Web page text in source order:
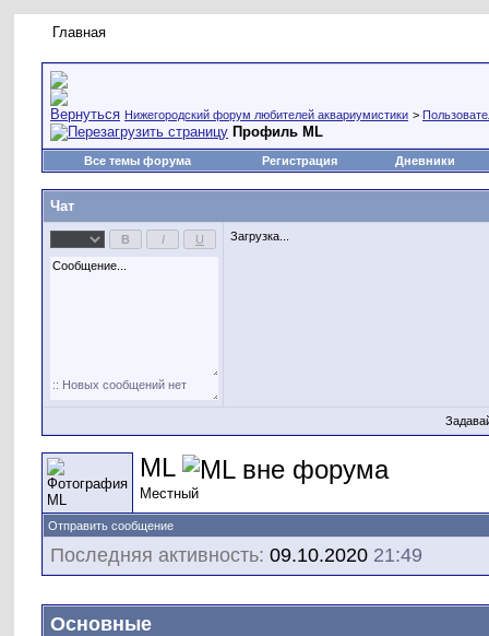
Главная
Нижегородский форум любителей аквариумистики >
Профиль ML
Все темы форума Регистрация Дневники
Чат
Загрузка...
ML
Местный
Отправить сообщение
Последняя активность: 09.10.2020 21:49
Основные